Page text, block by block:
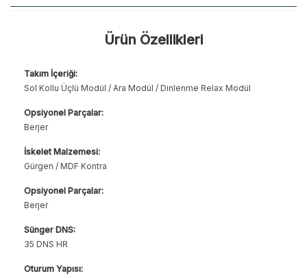
Ürün Özellikleri
Takım İçeriği:
Sol Kollu Üçlü Modül / Ara Modül / Dinlenme Relax Modül
Opsiyonel Parçalar:
Berjer
İskelet Malzemesi:
Gürgen / MDF Kontra
Opsiyonel Parçalar:
Berjer
Sünger DNS:
35 DNS HR
Oturum Yapısı: